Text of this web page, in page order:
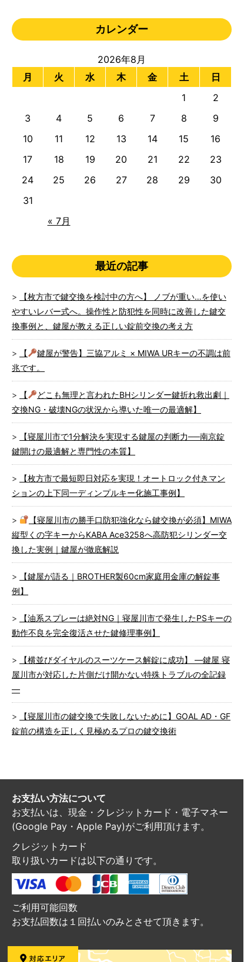
カレンダー
2026年8月
月
火 水 木 金 土 日
« 7月
1
2
3
4 5 6 7 8
9
10
11 12 13 14 15
16
17
18 19 20 21 22
23
24
25 26 27 28 29
30
31
最近の記事
【枚方市で鍵交換を検討中の方へ】 ノブが重い…を使い
やすいレバー式へ。操作性と防犯性を同時に改善した鍵交
換事例と、鍵屋が教える正しい錠前交換の考え方
【
鍵屋が警告】三協アルミ × MIWA URキーの不調は前
兆です。
【
どこも無理と言われたBHシリンダー鍵折れ救出劇｜
交換NG・破壊NGの状況から導いた唯一の最適解】
【寝屋川市で1分解決を実現する鍵屋の判断力──南京錠
鍵開けの最適解と専門性の本質】
【枚方市で最短即日対応を実現！オートロック付きマン
ションの上下同一ディンプルキー化施工事例】
【寝屋川市の勝手口防犯強化なら鍵交換が必須】MIWA
縦型くの字キーからKABA Ace3258へ高防犯シリンダー交
換した実例｜鍵屋が徹底解説
【鍵屋が語る｜BROTHER製60cm家庭用金庫の解錠事
例】
【油系スプレーは絶対NG｜寝屋川市で発生したPSキーの
動作不良を完全復活させた鍵修理事例】
【横並びダイヤルのスーツケース解錠に成功】 ―鍵屋 寝
屋川市が対応した片側だけ開かない特殊トラブルの全記録
―
【寝屋川市の鍵交換で失敗しないために】GOAL AD・GF
錠前の構造を正しく見極めるプロの鍵交換術
お支払い方法について
お支払いは、現金・クレジットカード・電子マネー
(Google Pay・Apple Pay)がご利用頂けます。
クレジットカード
取り扱いカードは以下の通りです。
ご利用可能回数
お支払回数は１回払いのみとさせて頂きます。